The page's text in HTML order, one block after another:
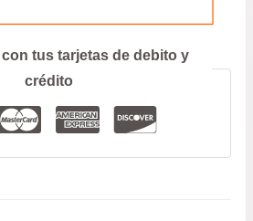
tus tarjetas de debito y
crédito